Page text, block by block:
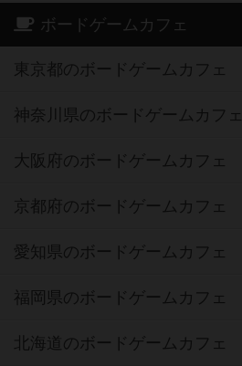
ボードゲームカフェ
東京都のボードゲームカフェ
神奈川県のボードゲームカフェ
大阪府のボードゲームカフェ
京都府のボードゲームカフェ
愛知県のボードゲームカフェ
福岡県のボードゲームカフェ
北海道のボードゲームカフェ